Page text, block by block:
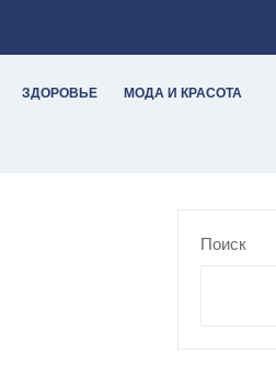
ЗДОРОВЬЕ МОДА И КРАСОТА
Поиск